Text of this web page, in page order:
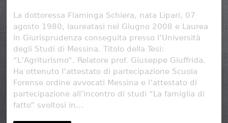
La dottoressa Flaminga Schiera, nata Lipari, 07
agosto 1980, laureatasi nel Giugno 2008 e Laurea
in Giurisprudenza conseguita presso l’Università
degli Studi di Messina. Titolo della Tesi:
“L’Agriturismo”. Relatore prof. Giuseppe Giuffrida.
Ha ottenuto l’attestato di partecipazione Scuola
Forense ordine avvocati Messina e l’attestato di
partecipazione all’incontro di studi “La famiglia di
fatto” svoltosi in…